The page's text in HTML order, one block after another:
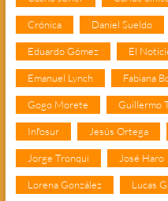
Crónica Daniel Sueldo
Eduardo Gómez El
Emanuel Lynch Fabiana
Gogo Morete Guillermo
Infosur Jesús Ortega
Jorge Tronqui José Haro
Lorena González Lucas